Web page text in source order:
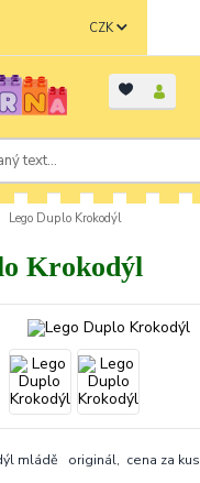
CZK
Lego Duplo Krokodýl
Krokodýl
mládě originál, cena za kus